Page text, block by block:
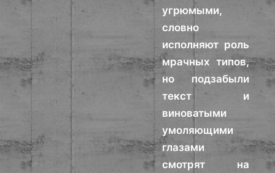
угрюмыми,
словно
исполняют роль
мрачных типов,
но подзабыли
текст и
виноватыми
умоляющими
глазами
смотрят на